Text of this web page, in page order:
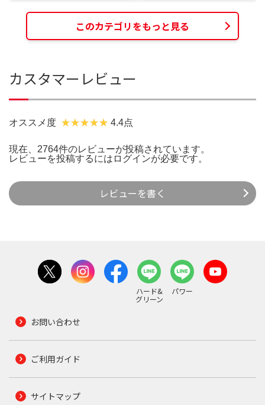
このカテゴリをもっと見る
カスタマーレビュー
オススメ度 4.4点
現在、2764件のレビューが投稿されています。
レビューを投稿するには ログインが必要です。
レビューを書く
ハード&
グリーン
パワー
お問い合わせ
ご利用ガイド
サイトマップ